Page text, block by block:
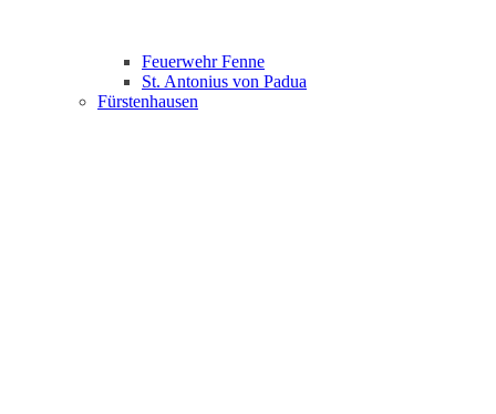
Feuerwehr Fenne
St. Antonius von Padua
Fürstenhausen